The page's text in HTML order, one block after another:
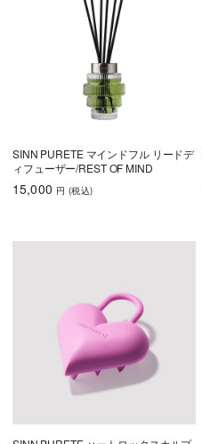
SINN PURETE マインドフル リードデ
ィフューザー/REST OF MIND
15,000 円 (税込)